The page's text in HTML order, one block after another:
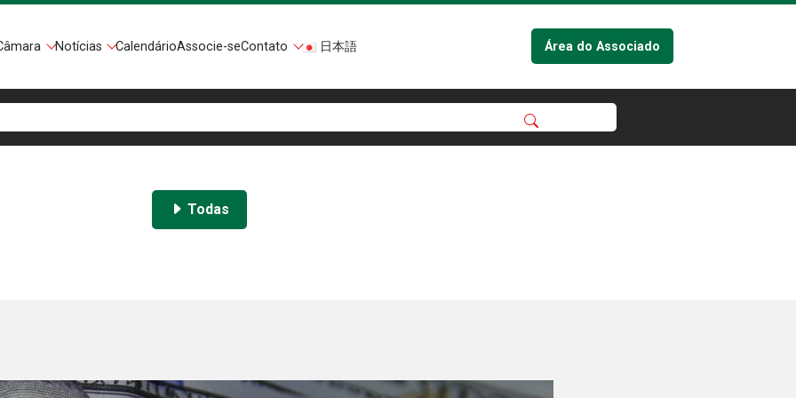
Notícias CalendárioAssocie-seContato 日本語 Área do Associado
Todas